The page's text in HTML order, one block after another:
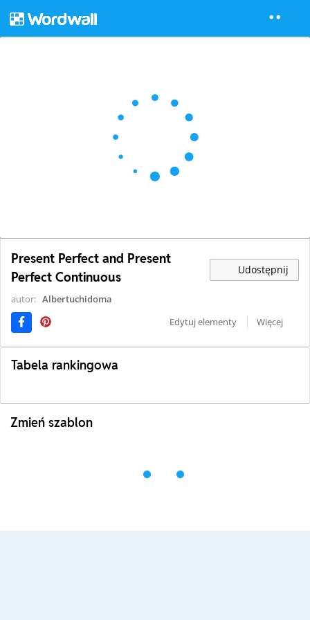
Present Perfect and Present
Perfect Continuous
Udostępnij
autor: Albertuchidoma
Edytuj elementy
Więcej
Tabela rankingowa
Zmień szablon